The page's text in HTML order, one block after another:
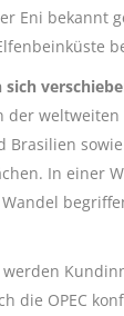
Eni bekannt
der
Brasilien
In einer
die OPEC